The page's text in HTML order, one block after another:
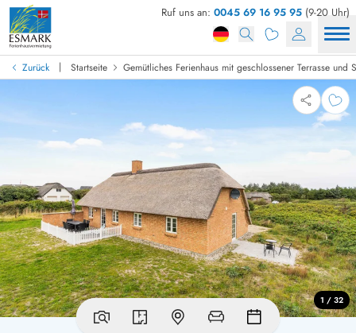
Ruf uns an: 0045 69 16 95 95 (9-20 Uhr)
Zurück | Startseite Gemütliches Ferienhaus mit geschlossener Terrasse und
1 / 32